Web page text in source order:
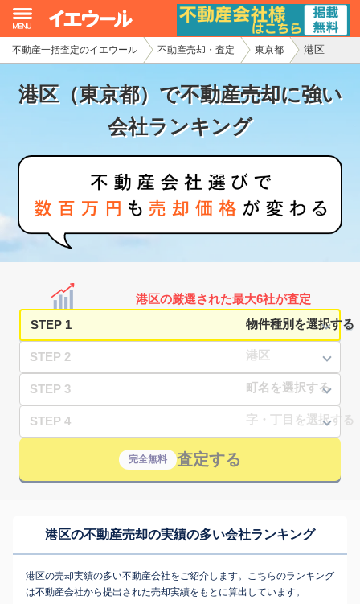
不動産一括査定のイエウール 不動産売却・査定 東京都 港区
港区（東京都）で不動産売却に強い
会社ランキング
港区の厳選された最大6社が査定
STEP 1
STEP 2
STEP 3
STEP 4
完全無料 査定する
港区の不動産売却の実績の多い会社ランキング
港区の売却実績の多い不動産会社をご紹介します。こちらのランキング
は不動産会社から提出された売却実績をもとに算出しています。
イエウール加盟希望の不動産会社様
初めての方へ
不動産の売却・一括査定
家査定シミュレーター
お問い合わせ